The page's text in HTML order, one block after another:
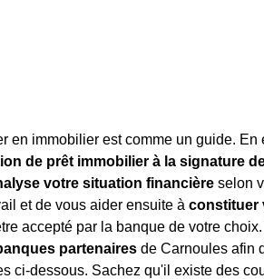
immobilier est comme un guide. En
de prêt immobilier à la signature
votre situation financière selon
et de vous aider ensuite à constituer
accepté par la banque de votre
partenaires de Carnoules afin
ci-dessous. Sachez qu'il existe des